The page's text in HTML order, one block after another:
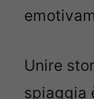
Unire
spiaggia